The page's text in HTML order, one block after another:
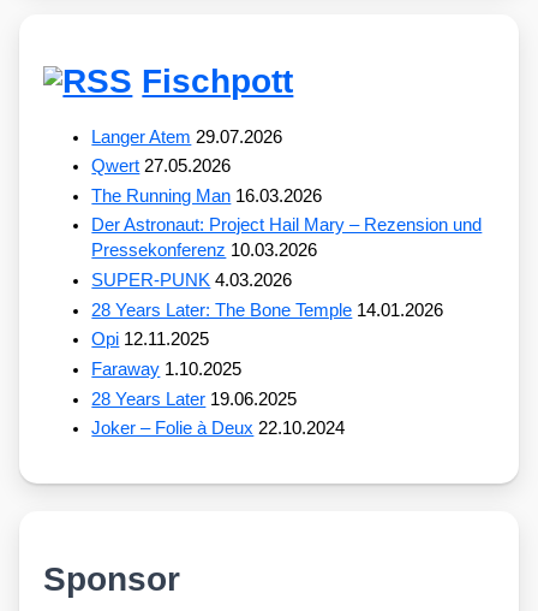
Fischpott
Langer Atem 29.07.2026
Qwert 27.05.2026
The Running Man 16.03.2026
Der Astronaut: Project Hail Mary – Rezension und
Pressekonferenz 10.03.2026
SUPER-PUNK 4.03.2026
28 Years Later: The Bone Temple 14.01.2026
Opi 12.11.2025
Faraway 1.10.2025
28 Years Later 19.06.2025
Joker – Folie à Deux 22.10.2024
Sponsor